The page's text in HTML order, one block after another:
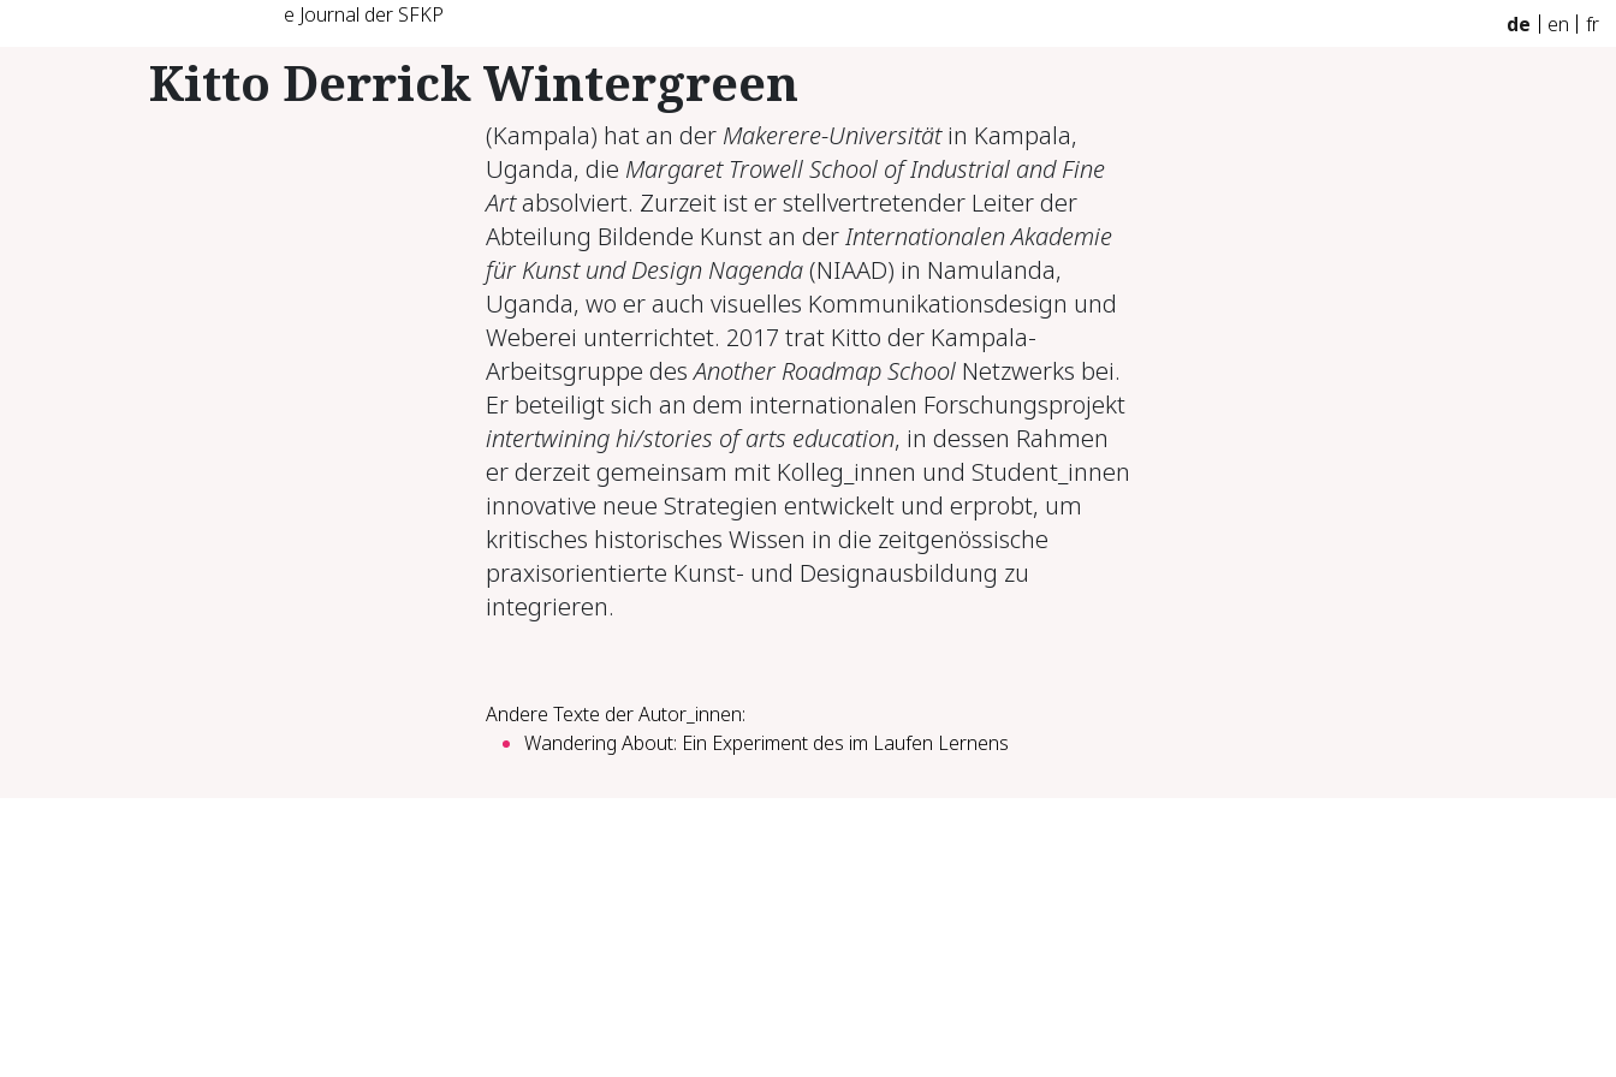
e Journal der SFKP de en fr
Kitto Derrick Wintergreen
(Kampala) hat an der Makerere-Universitätin Kampala,
Uganda, die Margaret Trowell School of Industrial and Fine
Artabsolviert. Zurzeit ist er stellvertretender Leiter der
Abteilung Bildende Kunst an derInternationalen Akademie
für Kunst und Design Nagenda(NIAAD) in Namulanda,
Uganda, wo er auch visuelles Kommunikationsdesign und
Weberei unterrichtet. 2017 trat Kitto der Kampala-
Arbeitsgruppe desAnother Roadmap School Netzwerks bei.
Er beteiligt sich an dem internationalen Forschungsprojekt
intertwining hi/stories of arts education, in dessen Rahmen
er derzeit gemeinsam mit Kolleg_innen und Student_innen
innovative neue Strategien entwickelt und erprobt, um
kritisches historisches Wissen in die zeitgenössische
praxisorientierte Kunst- und Designausbildung zu
integrieren.
Andere Texte der Autor_innen:
Wandering About: Ein Experiment des im Laufen Lernens